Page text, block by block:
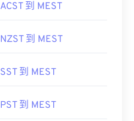
ACST 到 MEST
NZST 到 MEST
SST 到 MEST
PST 到 MEST